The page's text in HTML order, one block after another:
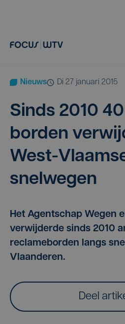
Nieuws di 27 januari 2015
Sinds 2010 40
bor­den
West-
snelwegen
Het Agentschap Wegen
verwijderde sinds 2010
reclameborden langs
Vlaanderen.
Deel